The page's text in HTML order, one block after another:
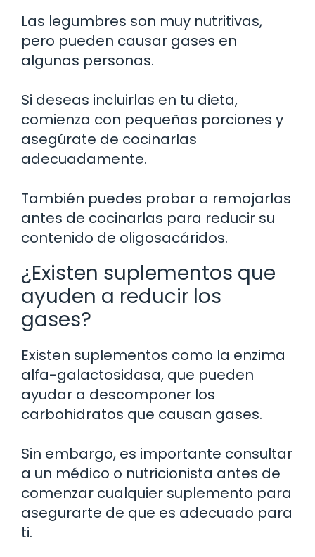
Las legumbres son muy nutritivas,
pero pueden causar gases en
algunas personas.
Si deseas incluirlas en tu dieta,
comienza con pequeñas porciones y
asegúrate de cocinarlas
adecuadamente.
También puedes probar a remojarlas
antes de cocinarlas para reducir su
contenido de oligosacáridos.
¿Existen suplementos que
ayuden a reducir los
gases?
Existen suplementos como la enzima
alfa-galactosidasa, que pueden
ayudar a descomponer los
carbohidratos que causan gases.
Sin embargo, es importante consultar
a un médico o nutricionista antes de
comenzar cualquier suplemento para
asegurarte de que es adecuado para
ti.